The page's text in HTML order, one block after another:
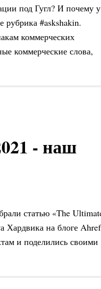
под Гугл? И почему у
рубрика #askshakin.
коммерческих
коммерческие слова,
- наш
статью «The
Хардвика на блоге
и поделились своими